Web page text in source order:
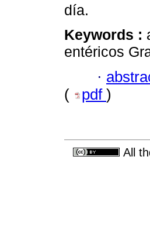
día.
Keywords :
entéricos
·
(
pdf )
All